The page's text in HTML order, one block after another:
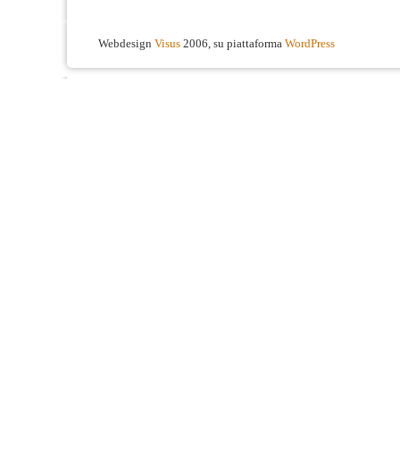
Webdesign Visus 2006, su piattaforma WordPress